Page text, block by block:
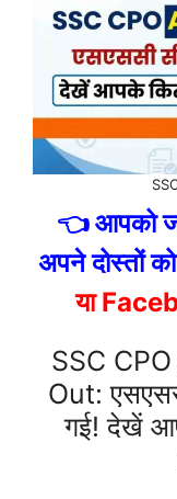
👈 आपको
अपने दोस्तों को
या
SSC
Out:
गई! देखें